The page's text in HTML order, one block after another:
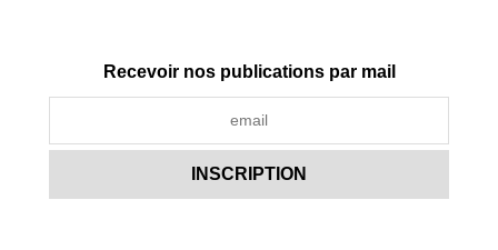
Recevoir nos publications par mail